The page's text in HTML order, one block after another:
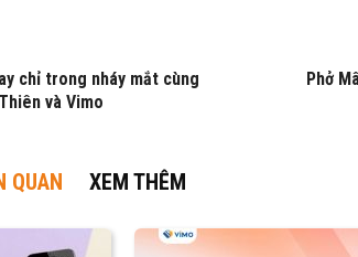
chỉ trong nháy mắt cùng
và Vimo
Phở
QUAN XEM THÊM